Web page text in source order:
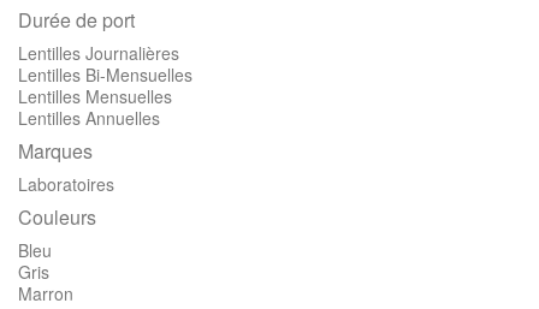
Durée de port
Lentilles Journalières
Lentilles Bi-Mensuelles
Lentilles Mensuelles
Lentilles Annuelles
Marques
Laboratoires
Couleurs
Bleu
Gris
Marron